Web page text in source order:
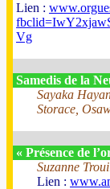
Lien :
Vg
Samedis de la
Sayaka
Storace,
« Présence de
Suzanne
Lien :